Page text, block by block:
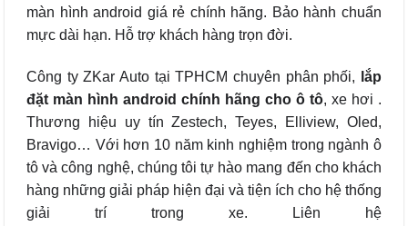
màn hình android giá rẻ chính hãng. Bảo hành chuẩn
mực dài hạn. Hỗ trợ khách hàng trọn đời.
Công ty ZKar Auto tại TPHCM chuyên phân phối,
lắp
đặt màn hình android chính hãng cho ô tô, xe hơi .
Thương hiệu uy tín Zestech, Teyes, Elliview, Oled,
Bravigo… Với hơn 10 năm kinh nghiệm trong ngành ô
tô và công nghệ, chúng tôi tự hào mang đến cho khách
hàng những giải pháp hiện đại và tiện ích cho hệ thống
giải trí trong xe. Liên hệ